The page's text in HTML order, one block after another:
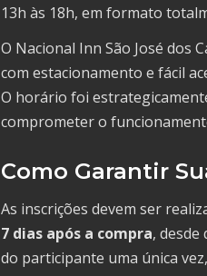
13h às 18h, em formato
O Nacional Inn São José
com estacionamento e fácil
O horário foi
comprometer o
Como Garantir
As inscrições devem ser
7 dias após a compra, desde
do participante uma única